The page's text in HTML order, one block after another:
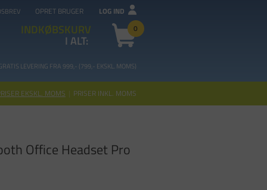
OPRET BRUGER LOG IND
INDKØBSKURV 0
I ALT:
LEVERING FRA 999,- (799,- EKSKL. MOMS)
EKSKL. MOMS | PRISER INKL. MOMS
Office Headset Pro